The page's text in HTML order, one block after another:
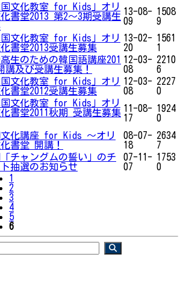
国文化教室 for Kids」オリ
書堂2013 第2～3期受講生 13-08-
09
1508
9
国文化教室 for Kids」オリ
書堂2013受講生募集
13-02-
20
1561
1
高生のための韓国語講座201
講及び受講生募集！
12-03-
08
2210
6
国文化教室 for Kids」オリ
書堂2012受講生募集
12-03-
08
2227
0
国文化教室 for Kids」オリ
書堂2011秋期 受講生募集 11-08-
17
1924
0
化講座 for Kids ～オリ
書堂 開講！
08-07-
18
2634
7
チャングムの誓い」のチ
抽選のお知らせ
07-11-
07
1753
0
1
2
3
4
5
6